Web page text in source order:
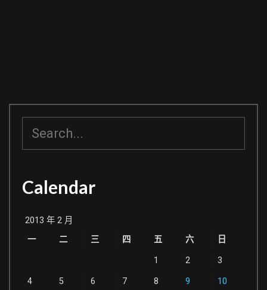
Calendar
2013 年 2 月
一
二 三 四 五 六 日
1 2 3
4 5 6 7 8 9 10